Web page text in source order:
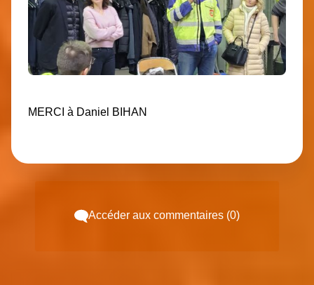
MERCI à Daniel BIHAN
Accéder aux commentaires (0)